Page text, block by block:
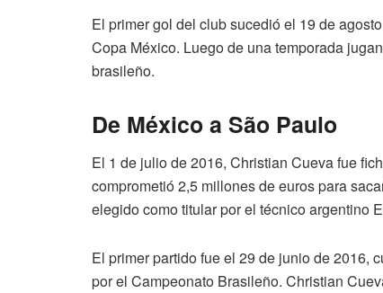
El primer gol del club sucedió el 19 de
Copa México. Luego de una temporada
brasileño.
De México a São Paulo
El 1 de julio de 2016, Christian Cueva fue
comprometió 2,5 millones de euros para
elegido como titular por el técnico argentino
El primer partido fue el 29 de junio de 2016,
por el Campeonato Brasileño. Christian